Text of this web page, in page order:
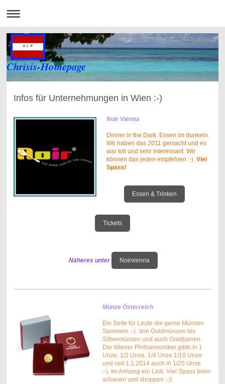
Chrisis-Homepage
Infos für Unternehmungen in Wien :-)
Noir Vienna
Dinner in the Dark. Essen im dunkeln.
Wir haben das 2011 gemacht und es
war toll und sehr interessant. Wir
können das jeden empfehlen :-). Viel
Spass!
Essen & Trinken
Tickets
Näheres unter Noirvienna
Münze Österreich
Ein Seite für Leute die gerne Münzen
Sammeln :-). Von Goldmünzen bis
Silbermünzen und auch Goldbarren.
Die Wiener Philharmoniker gibts in 1
Unze, 1/2 Unze, 1/4 Unze 1/10 Unze
und seit 1.1.2014 auch in 1/25 Unze
:-). Im Anhang ein Link. Viel Spass beim
schauen und shoppen ;-)!